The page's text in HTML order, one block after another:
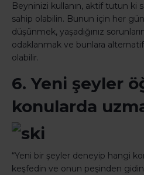
Beyninizi kullanın, aktif tutun ki
sahip olabilin. Bunun için her
düşünmek, yaşadığınız
odaklanmak ve bunlara
olabilir.
6. Yeni şeyler
konularda
“Yeni bir şeyler deneyip hangi
keşfedin ve onun peşinden